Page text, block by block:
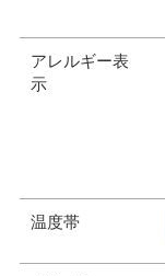
アレルギー表
示
温度帯